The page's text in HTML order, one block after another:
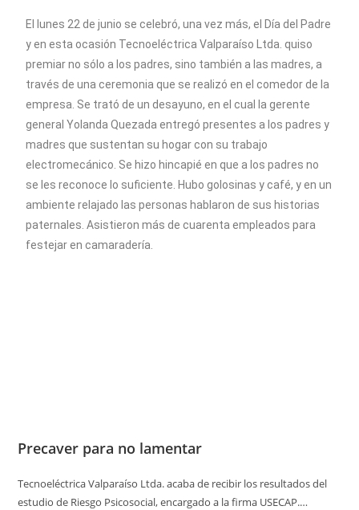
El lunes 22 de junio se celebró, una vez más, el Día del Padre
y en esta ocasión Tecnoeléctrica Valparaíso Ltda. quiso
premiar no sólo a los padres, sino también a las madres, a
través de una ceremonia que se realizó en el comedor de la
empresa. Se trató de un desayuno, en el cual la gerente
general Yolanda Quezada entregó presentes a los padres y
madres que sustentan su hogar con su trabajo
electromecánico. Se hizo hincapié en que a los padres no
se les reconoce lo suficiente. Hubo golosinas y café, y en un
ambiente relajado las personas hablaron de sus historias
paternales. Asistieron más de cuarenta empleados para
festejar en camaradería.
Precaver para no lamentar
Tecnoeléctrica Valparaíso Ltda. acaba de recibir los resultados del
estudio de Riesgo Psicosocial, encargado a la firma USECAP.…